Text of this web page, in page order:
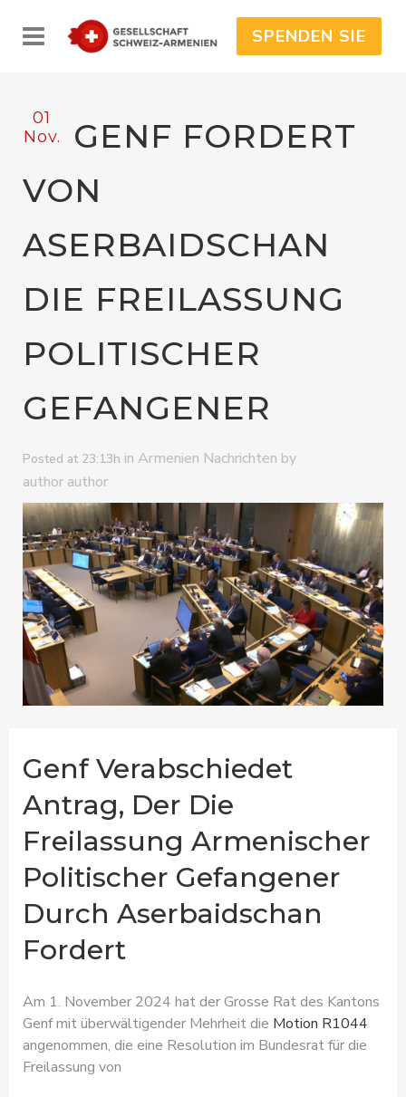
SPENDEN SIE
01
Nov.
GENF FORDERT
VON
ASERBAIDSCHAN
DIE FREILASSUNG
POLITISCHER
GEFANGENER
Posted at 23:13h in Armenien Nachrichten by
author author
Genf Verabschiedet
Antrag, Der Die
Freilassung Armenischer
Politischer Gefangener
Durch Aserbaidschan
Fordert
Am 1. November 2024 hat der Grosse Rat des Kantons
Genf mit überwältigender Mehrheit die Motion R1044
angenommen, die eine Resolution im Bundesrat für die
Freilassung von